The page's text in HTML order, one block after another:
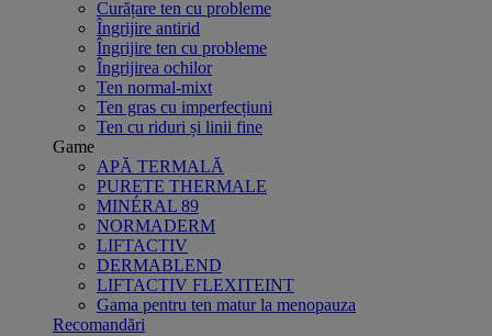
Curățare ten cu probleme
Îngrijire antirid
Îngrijire ten cu probleme
Îngrijirea ochilor
Ten normal-mixt
Ten gras cu imperfecțiuni
Ten cu riduri și linii fine
Game
APĂ TERMALĂ
PURETE THERMALE
MINÉRAL 89
NORMADERM
LIFTACTIV
DERMABLEND
LIFTACTIV FLEXITEINT
Gama pentru ten matur la menopauza
Recomandări